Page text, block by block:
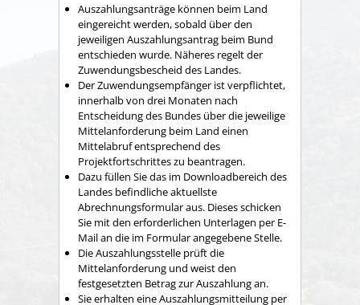
Auszahlungsanträge können beim Land
eingereicht werden,sobald über den
jeweiligen Auszahlungsantrag beim Bund
entschieden wurde. Näheres regeltder
Zuwendungsbescheid des Landes.
Der Zuwendungsempfänger ist verpflichtet,
innerhalb von drei Monaten nach
Entscheidung des Bundes über die jeweilige
Mittelanforderung beim Land einen
Mittelabrufentsprechend des
Projektfortschritteszu beantragen.
Dazu füllen Sie das im Downloadbereich des
Landes befindliche aktuellste
Abrechnungsformular aus. Dieses schicken
Sie mit den erforderlichen Unterlagen per E-
Mail an die im Formular angegebene Stelle.
Die Auszahlungsstelle prüft die
Mittelanforderung und weist den
festgesetzten Betrag zur Auszahlung an.
Sie erhalten eine Auszahlungsmitteilung per